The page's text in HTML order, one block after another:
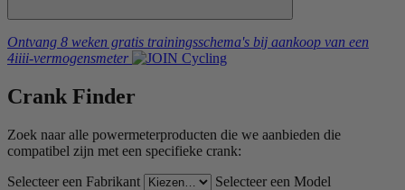
Ontvang 8 weken gratis trainingsschema's bij aankoop van een
4iiii-vermogensmeter
Crank Finder
Zoek naar alle powermeterproducten die we aanbieden die
compatibel zijn met een specifieke crank:
Selecteer een Fabrikant
Selecteer een Model